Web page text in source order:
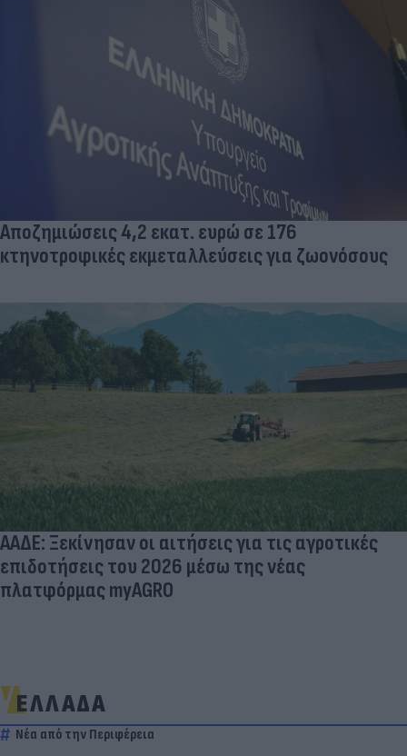
Αποζημιώσεις 4,2 εκατ. ευρώ σε 176
κτηνοτροφικές εκμεταλλεύσεις για ζωονόσους
ΑΑΔΕ: Ξεκίνησαν οι αιτήσεις για τις αγροτικές
επιδοτήσεις του 2026 μέσω της νέας
πλατφόρμας myAGRO
ΕΛΛΑΔΑ
Νέα από την Περιφέρεια